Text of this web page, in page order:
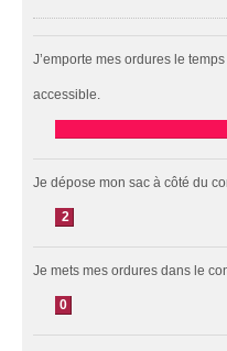
J’emporte mes ordures le
accessible.
Je dépose mon sac à côté du
2
Je mets mes ordures dans le
0